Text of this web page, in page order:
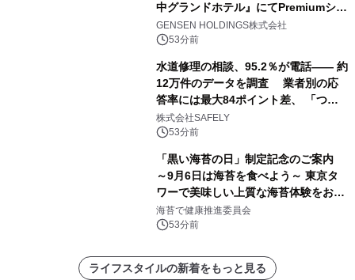
中グランドホテル』にてPremiumシリ
ーズ初のオールインクルーシブ導入
GENSEN HOLDINGS株式会社
53分前
水道修理の相談、95.2％が電話―― 約
12万件のデータを調査 業者別の応
答率には最大84ポイント差、 「つな
がりやすさ」も選定基準に
株式会社SAFELY
53分前
「黒い海苔の日」制定記念のご案内
～9月6日は海苔を食べよう～ 東京タ
ワーで美味しい上質な海苔体験をお届
けします！
海苔で健康推進委員会
53分前
ライフスタイルの新着をもっと見る